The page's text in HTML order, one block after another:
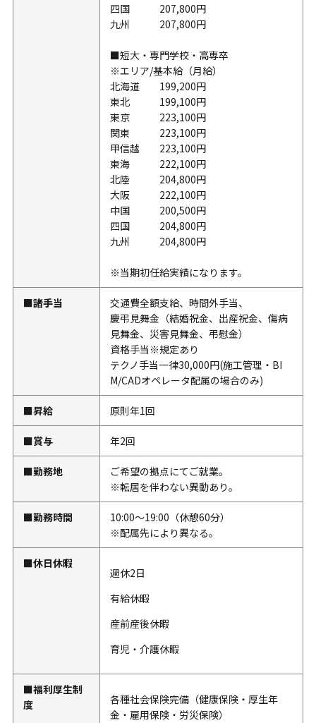
四国 207,800円
九州 207,800円
■短大・専門学校・高専卒
※エリア/基本給（月給）
北海道 199,200円
東北 199,100円
東京 223,100円
関東 223,100円
甲信越 223,100円
東海 222,100円
北陸 204,800円
大阪 222,100円
中国 200,500円
四国 204,800円
九州 204,800円
※当期初任給実績になります。
■諸手当
交通費全額支給、時間外手当、
慶弔見舞金（結婚祝金、出産祝金、傷病
見舞金、災害見舞金、弔慰金）
資格手当※規定あり
テクノ手当一律30,000円(施工管理・BI
M/CADオペレータ配属の場合のみ)
■昇給 原則年1回
■賞与 年2回
■勤務地
ご希望の拠点にてご就業。
※転居を伴わない異動あり。
■勤務時間
10:00～19:00（休憩60分）
※配属先により異なる。
■休日休暇
週休2日
有給休暇
産前産後休暇
育児・介護休暇
■福利厚生制
度
各種社会保険完備（健康保険・厚生年
金・雇用保険・労災保険）